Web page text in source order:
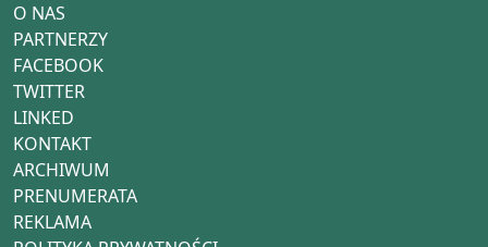
O NAS
PARTNERZY
FACEBOOK
TWITTER
LINKED
KONTAKT
ARCHIWUM
PRENUMERATA
REKLAMA